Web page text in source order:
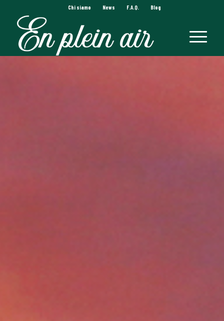
Chi siamo News F.A.Q. Blog